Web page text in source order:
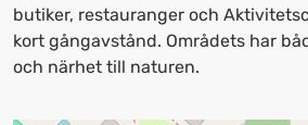
butiker, restauranger och
kort gångavstånd. Områdets har
och närhet till naturen.